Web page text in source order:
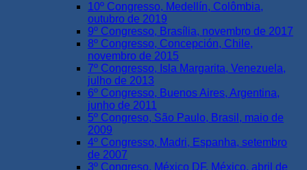
10º Congresso, Medellín, Colômbia,
outubro de 2019
9º Congresso, Brasília, novembro de 2017
8º Congresso, Concepción, Chile,
novembro de 2015
7º Congresso, Isla Margarita, Venezuela,
julho de 2013
6º Congresso, Buenos Aires, Argentina,
junho de 2011
5º Congreso, São Paulo, Brasil, maio de
2009
4º Congresso, Madri, Espanha, setembro
de 2007
3º Congreso, México DF, México, abril de